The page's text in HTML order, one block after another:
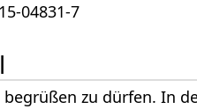
04831-7
zu dürfen. In